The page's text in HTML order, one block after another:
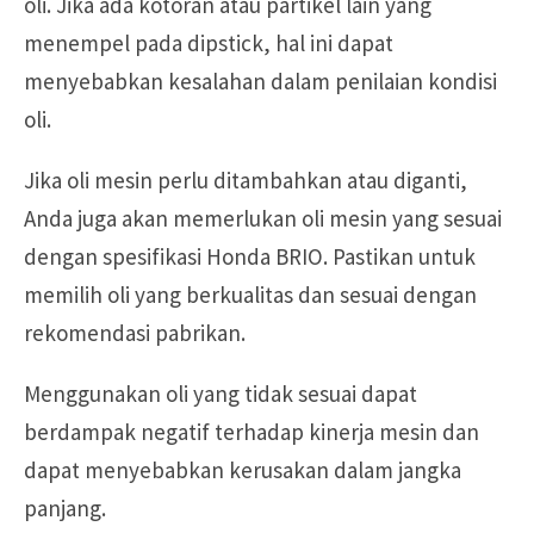
menempel pada dipstick, hal ini dapat
menyebabkan kesalahan dalam penilaian kondisi
oli.
Jika oli mesin perlu ditambahkan atau diganti,
Anda juga akan memerlukan oli mesin yang sesuai
dengan spesifikasi Honda BRIO. Pastikan untuk
memilih oli yang berkualitas dan sesuai dengan
rekomendasi pabrikan.
Menggunakan oli yang tidak sesuai dapat
berdampak negatif terhadap kinerja mesin dan
dapat menyebabkan kerusakan dalam jangka
panjang.